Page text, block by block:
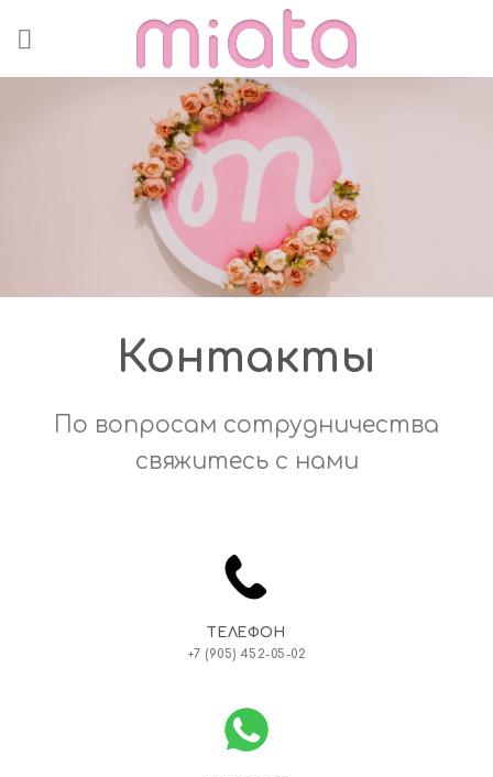
Контакты
По вопросам сотрудничества
свяжитесь с нами
ТЕЛЕФОН
+7 (905) 452-05-02